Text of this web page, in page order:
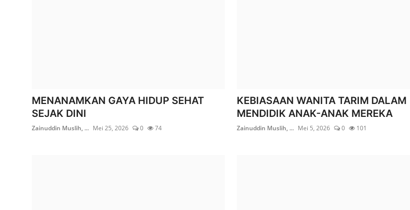
MENANAMKAN GAYA HIDUP SEHAT
SEJAK DINI
Zainuddin Muslih, ... Mei 25, 2026 0 74
KEBIASAAN WANITA TARIM DALAM
MENDIDIK ANAK-ANAK MEREKA
Zainuddin Muslih, ... Mei 5, 2026 0 101